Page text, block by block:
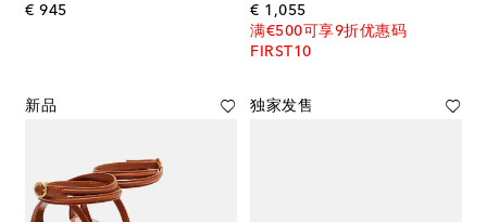
€ 945original price
€ 1,055original price
满€500可享9折优惠码
FIRST10
新品 独家发售